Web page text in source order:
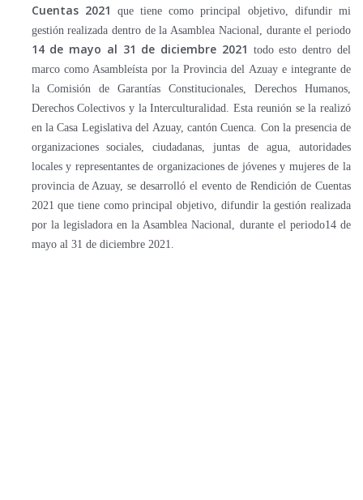
Cuentas 2021
que tiene como principal objetivo, difundir mi
gestión realizada dentro de la Asamblea Nacional, durante el periodo
14 de mayo al 31 de diciembre 2021 todo esto dentro del
marco como Asambleísta por la Provincia del Azuay e integrante de
la Comisión de Garantías Constitucionales, Derechos Humanos,
Derechos Colectivos y la Interculturalidad. Esta reunión se la realizó
en la Casa Legislativa del Azuay, cantón Cuenca. Con la presencia de
organizaciones sociales, ciudadanas, juntas de agua, autoridades
locales y representantes de organizaciones de jóvenes y mujeres de la
provincia de Azuay, se desarrolló el evento de Rendición de Cuentas
2021 que tiene como principal objetivo, difundir la gestión realizada
por la legisladora en la Asamblea Nacional, durante el periodo14 de
mayo al 31 de diciembre 2021.